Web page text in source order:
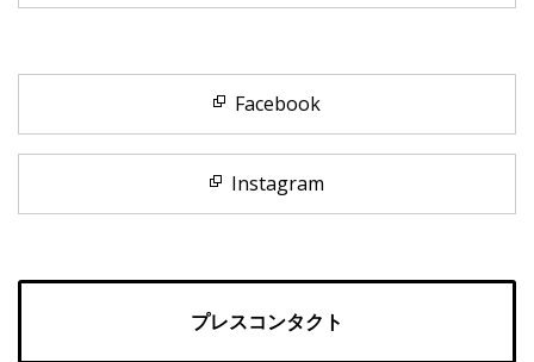
Facebook
Instagram
プレスコンタクト